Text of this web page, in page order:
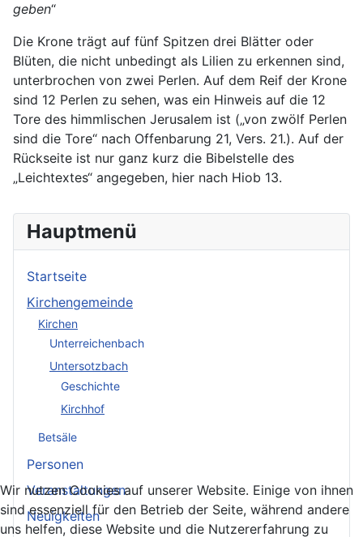
Hauptmenü
Startseite
Kirchengemeinde
Kirchen
Unterreichenbach
Untersotzbach
Geschichte
Kirchhof
Betsäle
Personen
Veranstaltungen
Neuigkeiten
geben“
Die Krone trägt auf fünf Spitzen drei Blätter oder
Blüten, die nicht unbedingt als Lilien zu erkennen sind,
unterbrochen von zwei Perlen. Auf dem Reif der Krone
sind 12 Perlen zu sehen, was ein Hinweis auf die 12
Tore des himmlischen Jerusalem ist („von zwölf Perlen
sind die Tore“ nach Offenbarung 21, Vers. 21.). Auf der
Rückseite ist nur ganz kurz die Bibelstelle des
„Leichtextes“ angegeben, hier nach Hiob 13.
Wir nutzen Cookies auf unserer Website. Einige von ihnen
sind essenziell für den Betrieb der Seite, während andere
uns helfen, diese Website und die Nutzererfahrung zu